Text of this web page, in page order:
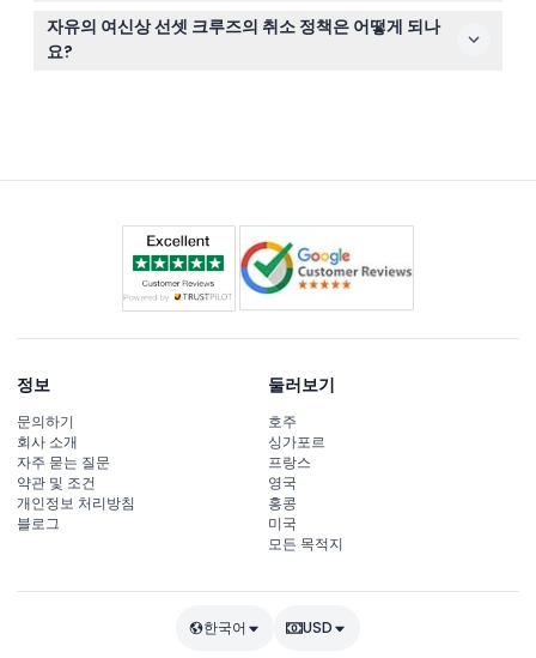
이 웹사이트에서 원하는 날짜의 출발 시간을 확인하고 티켓
을 온라인으로 바로 예약할 수 있습니다.
자유의 여신상 선셋 크루즈의 취소 정책은 어떻게 되나
요?
정보
문의하기
회사 소개
자주 묻는 질문
약관 및 조건
개인정보 처리방침
블로그
둘러보기
호주
싱가포르
프랑스
영국
홍콩
미국
모든 목적지
한국어 USD